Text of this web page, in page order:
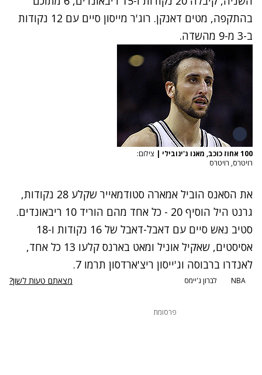
בהתקפה, מטים דאנקן. רוג'ר מייסון סיים עם 12 נקודות
ב-3 מ-9 מהשדה.
100 אחוז כוכב, מאנו ג'ינובילי | צילום:
רויטרס, רויטרס
את הסאנס הוביל אמארה סטודמאייר שקלע 28 נקודות,
גרנט היל הוסיף 20 - כל אחד מהם הוריד 10 ריבאונדים.
סטיב נאש סיים עם דאבל-דאבל של 16 נקודות ו-18
אסיסטים, שאקיל אוניל ומאט בארנס קלעו 13 כל אחד,
לאנדרו ברבוסה וג'ייסון ריצ'ארדסון תרמו 7.
NBA לברון ג'יימס מצאתם טעות לשון?
פרסומת